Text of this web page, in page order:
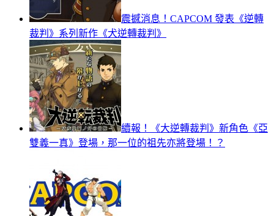
震撼消息！CAPCOM 發表《逆轉
裁判》系列新作《犬逆轉裁判》
續報！《大逆轉裁判》新角色《亞
雙義一真》登場，那一位的祖先亦將登場！？